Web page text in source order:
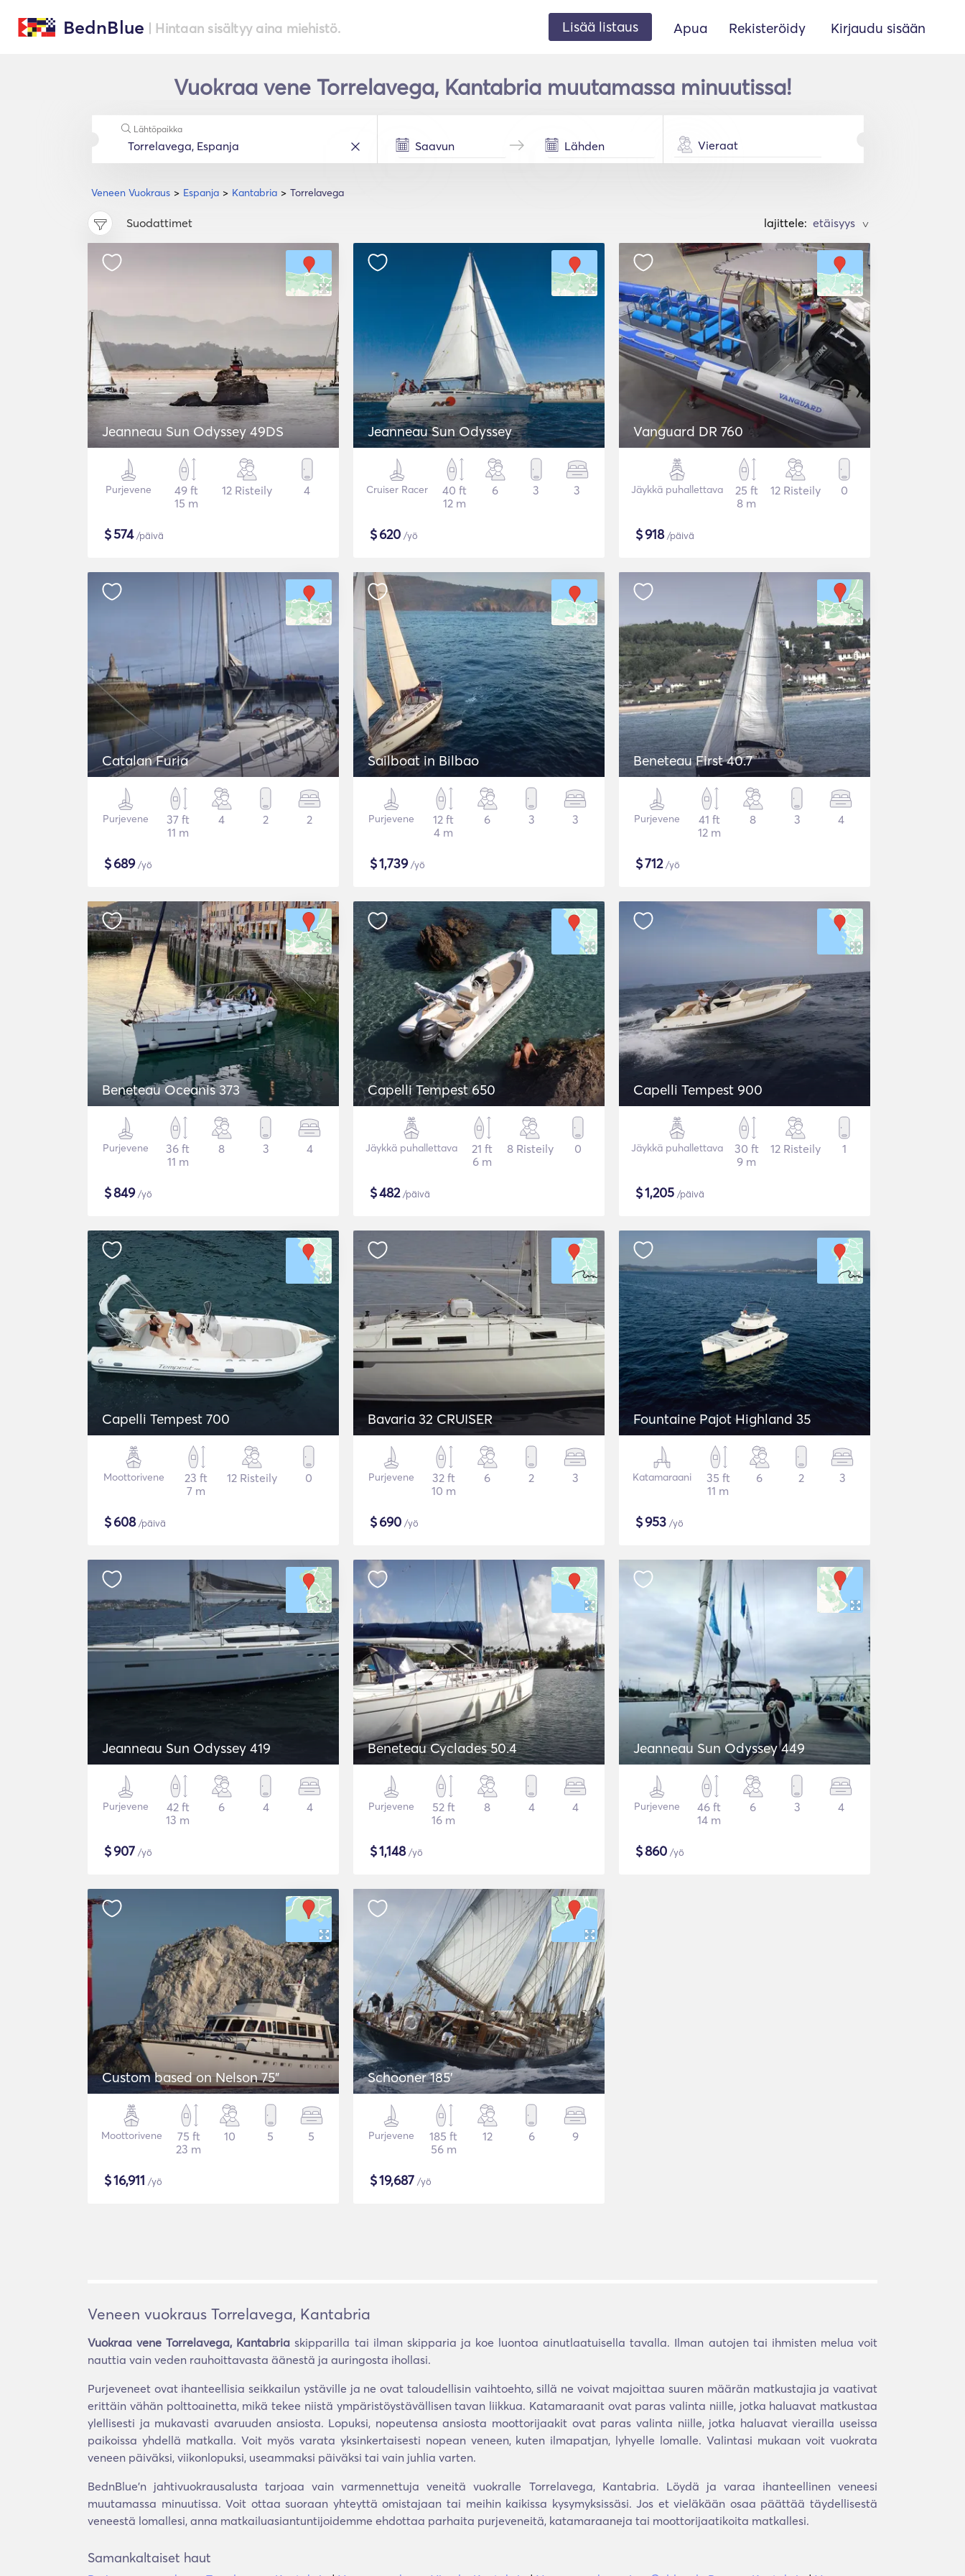
BednBlue | Hintaan sisältyy aina miehistö. Lisää listaus Apua Rekisteröidy Kirjaudu sisään
Vuokraa vene Torrelavega, Kantabria muutamassa minuutissa!
Veneen Vuokraus Espanja Kantabria Torrelavega
Lähtöpaikka
Vieraat
Suodattimet lajittele: >
Jeanneau Sun Odyssey 49DS
Purjevene
49 ft
15 m
12 Risteily 4
$574/päivä
Jeanneau Sun Odyssey
Cruiser Racer
40 ft
12 m
6 3 3
$620 /yö
Vanguard DR 760
Jäykkä puhallettava
25 ft
8 m
12 Risteily 0
$918/päivä
Catalan Furia
Purjevene
37 ft
11 m
4 2 2
$689/yö
Sailboat in Bilbao
Purjevene
12 ft
4 m
6 3 3
$1,739/yö
Beneteau First 40.7
Purjevene
41 ft
12 m
8 3 4
$712/yö
Beneteau Oceanis 373
Purjevene
36 ft
11 m
8 3 4
$849/yö
Capelli Tempest 650
Jäykkä puhallettava
21 ft
6 m
8 Risteily 0
$482/päivä
Capelli Tempest 900
Jäykkä puhallettava
30 ft
9 m
12 Risteily 1
$1,205 /päivä
Capelli Tempest 700
Moottorivene
23 ft
7 m
12 Risteily 0
$608/päivä
Bavaria 32 CRUISER
Purjevene
32 ft
10 m
6 2 3
$690 /yö
Fountaine Pajot Highland 35
Katamaraani
35 ft
11 m
6 2 3
$953 /yö
Jeanneau Sun Odyssey 419
Purjevene
42 ft
13 m
6 4 4
$907 /yö
Beneteau Cyclades 50.4
Purjevene
52 ft
16 m
8 4 4
$1,148/yö
Jeanneau Sun Odyssey 449
Purjevene
46 ft
14 m
6 3 4
$860 /yö
Custom based on Nelson 75"
Moottorivene
75 ft
23 m
10 5 5
$16,911 /yö
Schooner 185'
Purjevene
185 ft
56 m
12 6 9
$19,687 /yö
Veneen vuokraus Torrelavega, Kantabria
Vuokraa vene Torrelavega, Kantabria skipparilla tai ilman skipparia ja koe luontoa ainutlaatuisella tavalla. Ilman autojen tai ihmisten melua voit
nauttia vain veden rauhoittavasta äänestä ja auringosta ihollasi.
Purjeveneet ovat ihanteellisia seikkailun ystäville ja ne ovat taloudellisin vaihtoehto, sillä ne voivat majoittaa suuren määrän matkustajia ja vaativat
erittäin vähän polttoainetta, mikä tekee niistä ympäristöystävällisen tavan liikkua. Katamaraanit ovat paras valinta niille, jotka haluavat matkustaa
ylellisesti ja mukavasti avaruuden ansiosta. Lopuksi, nopeutensa ansiosta moottorijaakit ovat paras valinta niille, jotka haluavat vierailla useissa
paikoissa yhdellä matkalla. Voit myös varata yksinkertaisesti nopean veneen, kuten ilmapatjan, lyhyelle lomalle. Valintasi mukaan voit vuokrata
veneen päiväksi, viikonlopuksi, useammaksi päiväksi tai vain juhlia varten.
BednBlue'n jahtivuokrausalusta tarjoaa vain varmennettuja veneitä vuokralle Torrelavega, Kantabria. Löydä ja varaa ihanteellinen veneesi
muutamassa minuutissa. Voit ottaa suoraan yhteyttä omistajaan tai meihin kaikissa kysymyksissäsi. Jos et vieläkään osaa päättää täydellisestä
veneestä lomallesi, anna matkailuasiantuntijoidemme ehdottaa parhaita purjeveneitä, katamaraaneja tai moottorijaatikoita matkallesi.
Samankaltaiset haut